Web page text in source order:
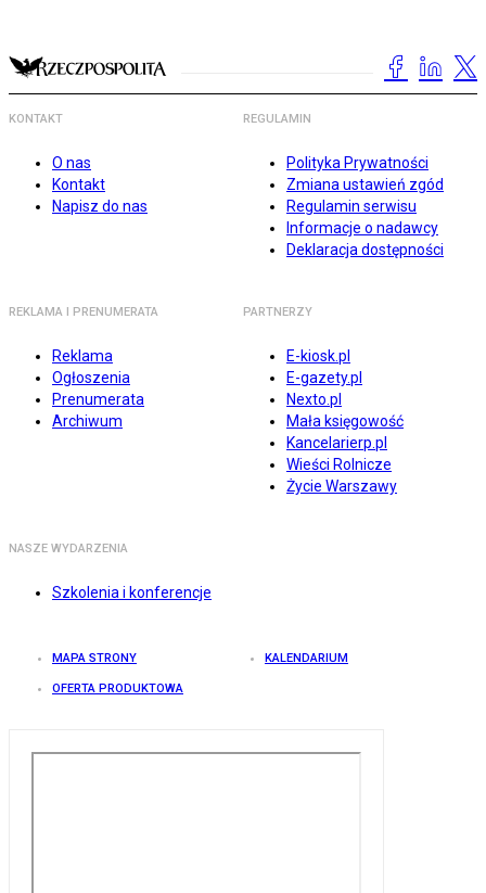
KONTAKT
O nas
Kontakt
Napisz do nas
REGULAMIN
Polityka Prywatności
Zmiana ustawień zgód
Regulamin serwisu
Informacje o nadawcy
Deklaracja dostępności
REKLAMA I PRENUMERATA
Reklama
Ogłoszenia
Prenumerata
Archiwum
PARTNERZY
E-kiosk.pl
E-gazety.pl
Nexto.pl
Mała księgowość
Kancelarierp.pl
Wieści Rolnicze
Życie Warszawy
NASZE WYDARZENIA
Szkolenia i konferencje
MAPA STRONY KALENDARIUM
OFERTA PRODUKTOWA